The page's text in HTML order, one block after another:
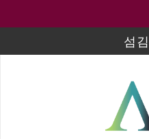
섬
김태희
2023년 어린
라합3